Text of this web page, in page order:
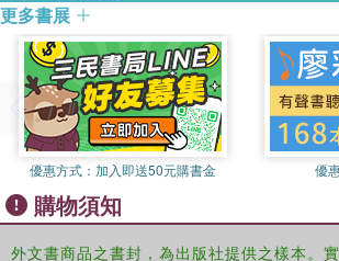
更多書展
優惠方式： 加入即送50元購書金 優
購物須知
外文書商品之書封，為出版社提供之樣本。